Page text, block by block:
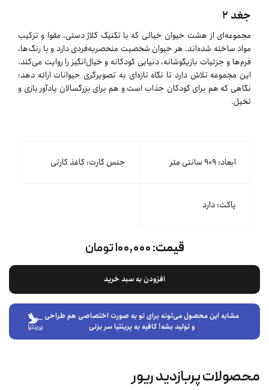
جغد ۲
مجموعه‌ای از هشت حیوان خیالی که با تکنیک کلاژ دستی، مقوا و ترکیب
مواد ساخته شده‌اند. هر حیوان شخصیت منحصربه‌فردی دارد و با رنگ‌ها،
فرم‌ها و جزئیات بازیگوشانه، دنیایی کودکانه و خیال‌انگیز را روایت می‌کند.
این مجموعه تلاش دارد تا نگاه تازه‌ای به تصویرگری حیوانات ارائه دهد؛
نگاهی که هم برای کودکان جذاب است و هم برای بزرگسالان یادآور بازی و
تخیل.
ابعاد: ۹×۹ سانتی متر جنس کارت: کاغذ کارتی
پاکت: دارد
قیمت:۱۰۰,۰۰۰ تومان
افزودن به سبد خرید
مشابه این محصول می‌تونه برای تو به صورت اختصاصی هم طراحی
و تولید بشه! کافیه به پرینتیا سر بزنی
محصولات پربازدید ریور